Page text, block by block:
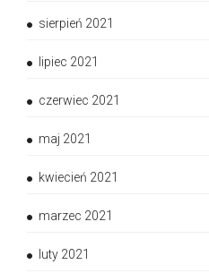
sierpień 2021
lipiec 2021
czerwiec 2021
maj 2021
kwiecień 2021
marzec 2021
luty 2021